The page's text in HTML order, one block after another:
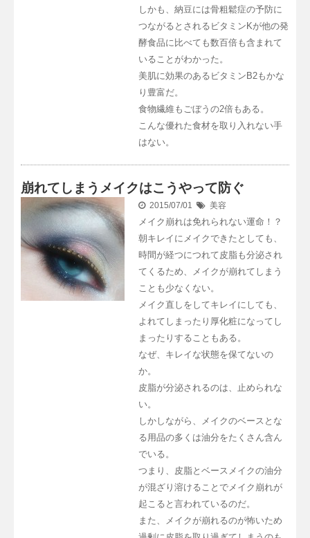
しかも、納豆には骨粗鬆症の予防に
つながるとされるビタミンKが他の発
酵食品に比べても数百倍も含まれて
いることがわかった。
美肌に効果のあるビタミンB2もかな
り豊富だ。
食物繊維もごぼうの2倍もある。
こんな優れた食材を取り入れない手
はない。
崩れてしまうメイクはこうやって防ぐ
2015/07/01 美容
メイク崩れは免れられない運命！？
朝キレイにメイクできたとしても、
時間が経つにつれて皮脂も分泌され
てくるため、メイクが崩れてしまう
ことも少なくない。
メイク直しをしてキレイにしても、
よれてしまったり厚化粧になってし
まったりすることもある。
なぜ、キレイな状態を保てないの
か。
皮脂が分泌されるのは、止められな
い。
しかしながら、メイクのベースとな
る用品の多くは油分をたくさん含ん
でいる。
つまり、皮脂とベースメイクの油分
が混ざり溶けることでメイク崩れが
起こると言われているのだ。
また、メイクが崩れるのが怖いため